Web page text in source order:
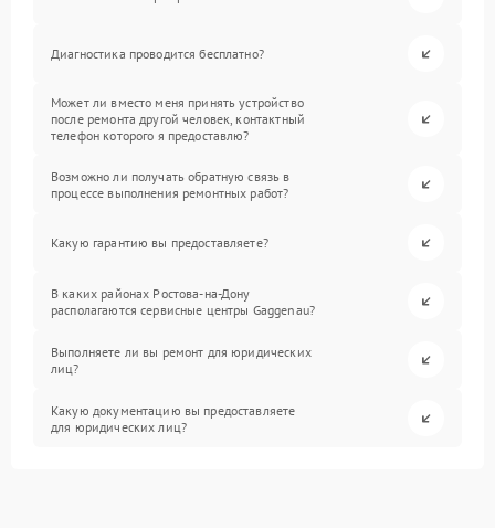
Диагностика проводится бесплатно?
Может ли вместо меня принять устройство
после ремонта другой человек, контактный
телефон которого я предоставлю?
Возможно ли получать обратную связь в
процессе выполнения ремонтных работ?
Какую гарантию вы предоставляете?
В каких районах Ростова-на-Дону
располагаются сервисные центры Gaggenau?
Выполняете ли вы ремонт для юридических
лиц?
Какую документацию вы предоставляете
для юридических лиц?